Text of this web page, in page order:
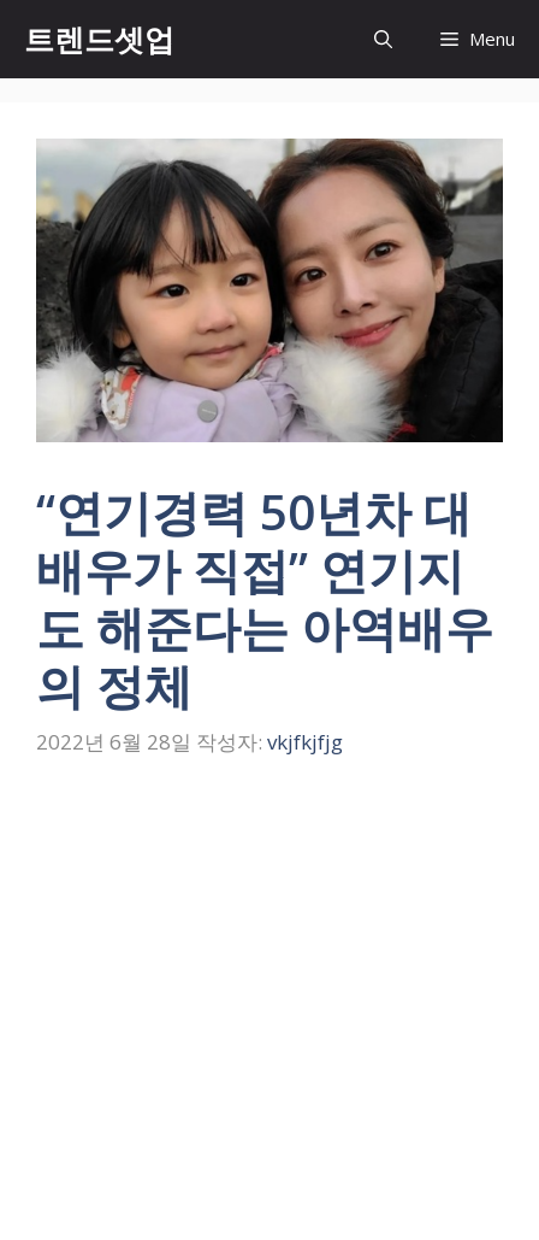
츠
트렌드셋업 Menu
“연기경력 50년차 대
배우가 직접” 연기지
도 해준다는 아역배우
의 정체
2022년 6월 28일 작성자: vkjfkjfjg